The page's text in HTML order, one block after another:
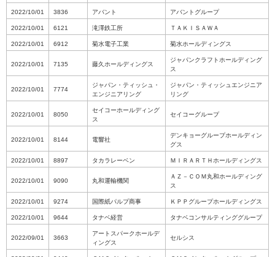
2022/10/01 3836 アバント アバントグループ
2022/10/01 6121 滝澤鉄工所 ＴＡＫＩＳＡＷＡ
2022/10/01 6912 菊水電子工業 菊水ホールディングス
2022/10/01 7135 藤久ホールディングス
ジャパンクラフトホールディング
ス
2022/10/01 7774
ジャパン・ティッシュ・
エンジニアリング
ジャパン・ティッシュエンジニア
リング
2022/10/01 8050
セイコーホールディング
ス
セイコーグループ
2022/10/01 8144 電響社
デンキョーグループホールディン
グス
2022/10/01 8897 タカラレーベン ＭＩＲＡＲＴＨホールディングス
2022/10/01 9090 丸和運輸機関
ＡＺ－ＣＯＭ丸和ホールディング
ス
2022/10/01 9274 国際紙パルプ商事 ＫＰＰグループホールディングス
2022/10/01 9644 タナベ経営 タナベコンサルティンググループ
2022/09/01 3663
アートスパークホールデ
ィングス
セルシス